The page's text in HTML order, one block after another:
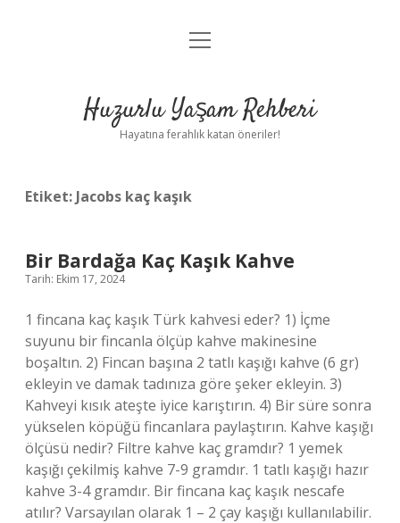
Anasayfa
Yasal Uyarı
menüyü
Huzurlu Yaşam Rehberi
Hayatına ferahlık katan öneriler!
Etiket: Jacobs kaç kaşık
Bir Bardağa Kaç Kaşık Kahve
Tarih: Ekim 17, 2024
1 fincana kaç kaşık Türk kahvesi eder? 1) İçme
suyunu bir fincanla ölçüp kahve makinesine
boşaltın. 2) Fincan başına 2 tatlı kaşığı kahve (6 gr)
ekleyin ve damak tadınıza göre şeker ekleyin. 3)
Kahveyi kısık ateşte iyice karıştırın. 4) Bir süre sonra
yükselen köpüğü fincanlara paylaştırın. Kahve kaşığı
ölçüsü nedir? Filtre kahve kaç gramdır? 1 yemek
kaşığı çekilmiş kahve 7-9 gramdır. 1 tatlı kaşığı hazır
kahve 3-4 gramdır. Bir fincana kaç kaşık nescafe
atılır? Varsayılan olarak 1 – 2 çay kaşığı kullanılabilir.